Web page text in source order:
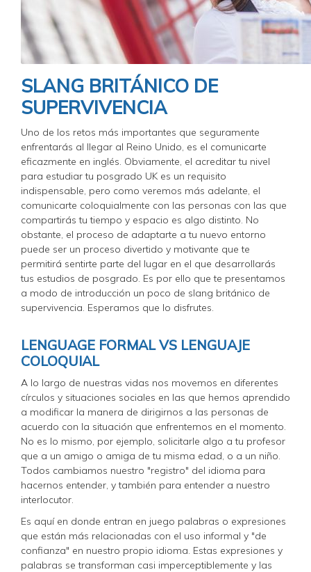
SLANG BRITÁNICO DE
SUPERVIVENCIA
Uno de los retos más importantes que seguramente
enfrentarás al llegar al Reino Unido, es el comunicarte
eficazmente en inglés. Obviamente, el acreditar tu nivel
para estudiar tu posgrado UK es un requisito
indispensable, pero como veremos más adelante, el
comunicarte coloquialmente con las personas con las que
compartirás tu tiempo y espacio es algo distinto. No
obstante, el proceso de adaptarte a tu nuevo entorno
puede ser un proceso divertido y motivante que te
permitirá sentirte parte del lugar en el que desarrollarás
tus estudios de posgrado. Es por ello que te presentamos
a modo de introducción un poco de slang británico de
supervivencia. Esperamos que lo disfrutes.
LENGUAGE FORMAL VS LENGUAJE
COLOQUIAL
A lo largo de nuestras vidas nos movemos en diferentes
círculos y situaciones sociales en las que hemos aprendido
a modificar la manera de dirigirnos a las personas de
acuerdo con la situación que enfrentemos en el momento.
No es lo mismo, por ejemplo, solicitarle algo a tu profesor
que a un amigo o amiga de tu misma edad, o a un niño.
Todos cambiamos nuestro "registro" del idioma para
hacernos entender, y también para entender a nuestro
interlocutor.
Es aquí en donde entran en juego palabras o expresiones
que están más relacionadas con el uso informal y "de
confianza" en nuestro propio idioma. Estas expresiones y
palabras se transforman casi imperceptiblemente y las